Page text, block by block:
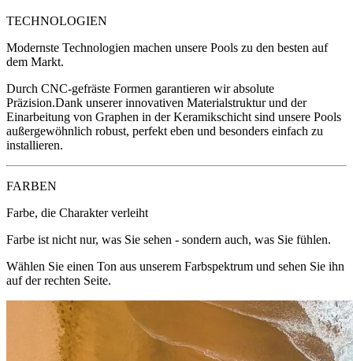
TECHNOLOGIEN
Modernste Technologien machen unsere Pools zu den besten auf
dem Markt.
Durch CNC-gefräste Formen garantieren wir absolute
Präzision.Dank unserer innovativen Materialstruktur und der
Einarbeitung von Graphen in der Keramikschicht sind unsere Pools
außergewöhnlich robust, perfekt eben und besonders einfach zu
installieren.
FARBEN
Farbe, die Charakter verleiht
Farbe ist nicht nur, was Sie sehen - sondern auch, was Sie fühlen.
Wählen Sie einen Ton aus unserem Farbspektrum und sehen Sie ihn
auf der rechten Seite.